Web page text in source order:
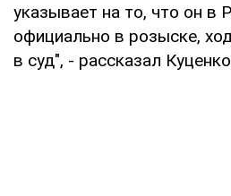
указывает на то, что он в
официально в розыске,
в суд", - рассказал